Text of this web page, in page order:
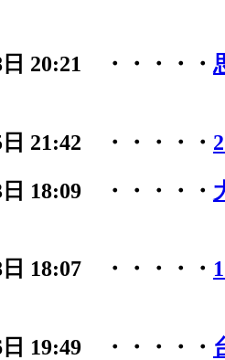
日 20:21 ・・・・・
日 21:42 ・・・・・
日 18:09 ・・・・・
日 18:07 ・・・・・
日 19:49 ・・・・・